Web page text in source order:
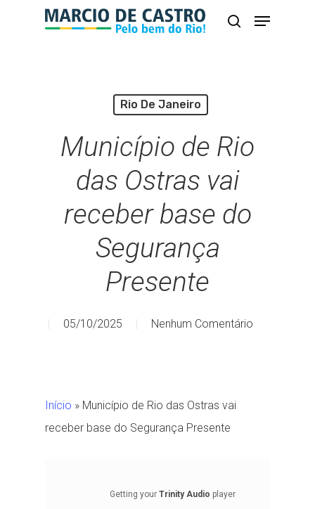
busca
Menu
Rio De Janeiro
Município de Rio
das Ostras vai
receber base do
Segurança
Presente
05/10/2025 Nenhum Comentário
Início » Município de Rio das Ostras vai
receber base do Segurança Presente
Getting your Trinity Audio player